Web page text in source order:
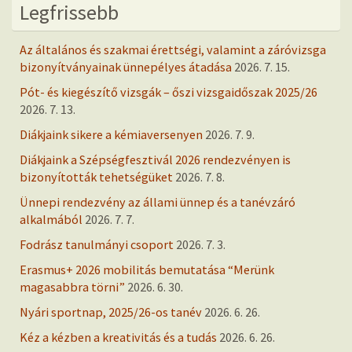
Legfrissebb
Az általános és szakmai érettségi, valamint a záróvizsga
bizonyítványainak ünnepélyes átadása 2026. 7. 15.
Pót- és kiegészítő vizsgák – őszi vizsgaidőszak 2025/26
2026. 7. 13.
Diákjaink sikere a kémiaversenyen 2026. 7. 9.
Diákjaink a Szépségfesztivál 2026 rendezvényen is
bizonyították tehetségüket 2026. 7. 8.
Ünnepi rendezvény az állami ünnep és a tanévzáró
alkalmából 2026. 7. 7.
Fodrász tanulmányi csoport 2026. 7. 3.
Erasmus+ 2026 mobilitás bemutatása “Merünk
magasabbra törni” 2026. 6. 30.
Nyári sportnap, 2025/26-os tanév 2026. 6. 26.
Kéz a kézben a kreativitás és a tudás 2026. 6. 26.